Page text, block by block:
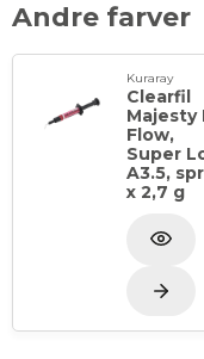
særlige design
Nem at
Meget nem
lang tid.
Andre farver
Kuraray
Clearfil
Majesty
Flow,
Super
A3.5,
x 2,7 g